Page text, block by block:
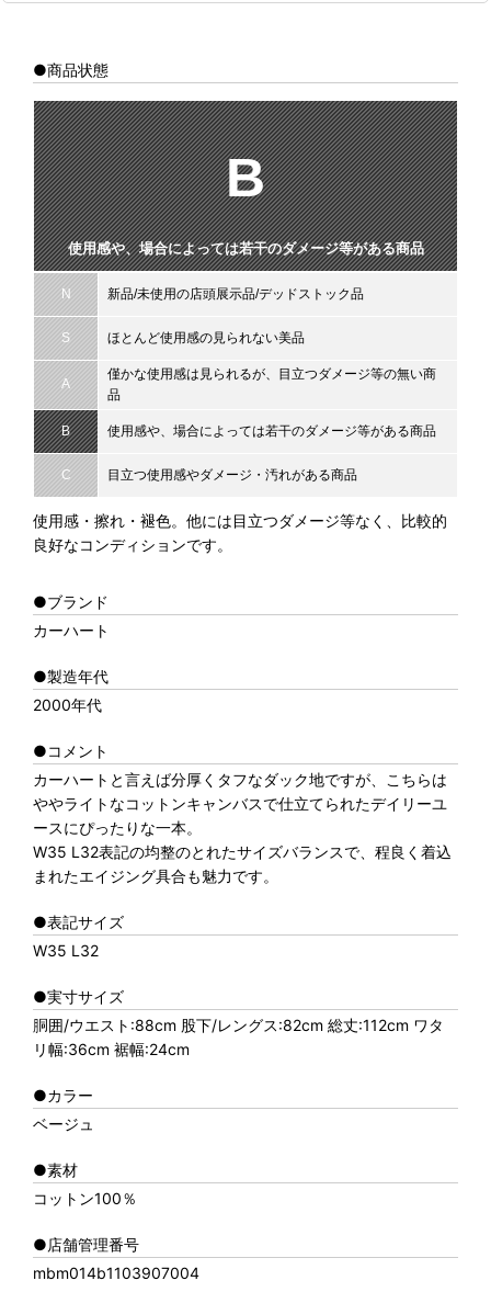
●商品状態
B
使用感や、場合によっては若干のダメージ等がある商品
N 新品/未使用の店頭展示品/デッドストック品
S ほとんど使用感の見られない美品
A
僅かな使用感は見られるが、目立つダメージ等の無い商
品
B 使用感や、場合によっては若干のダメージ等がある商品
C 目立つ使用感やダメージ・汚れがある商品
使用感・擦れ・褪色。他には目立つダメージ等なく、比較的
良好なコンディションです。
●ブランド
カーハート
●製造年代
2000年代
●コメント
カーハートと言えば分厚くタフなダック地ですが、こちらは
ややライトなコットンキャンバスで仕立てられたデイリーユ
ースにぴったりな一本。
W35 L32表記の均整のとれたサイズバランスで、程良く着込
まれたエイジング具合も魅力です。
●表記サイズ
W35 L32
●実寸サイズ
胴囲/ウエスト:88cm 股下/レングス:82cm 総丈:112cm ワタ
リ幅:36cm 裾幅:24cm
●カラー
ベージュ
●素材
コットン100％
●店舗管理番号
mbm014b1103907004